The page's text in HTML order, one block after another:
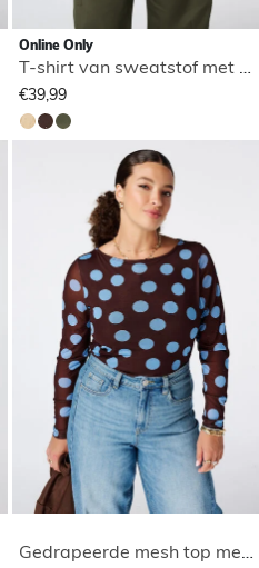
Online Only
T-shirt van sweatstof met studs
€39,99
Gedrapeerde mesh top met polka dot